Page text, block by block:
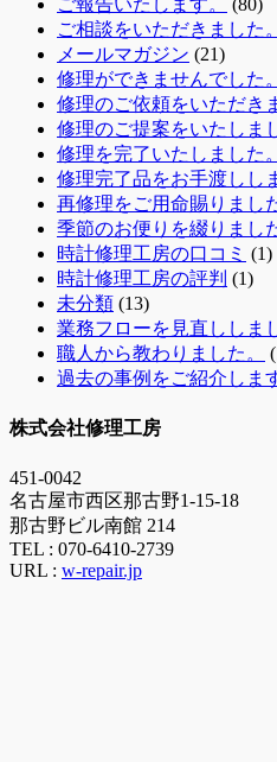
ご報告いたします。
(80)
ご相談をいただきました。
メールマガジン (21)
修理ができませんでした。
修理のご依頼をいただき
修理のご提案をいたしま
修理を完了いたしました。
修理完了品をお手渡しし
再修理をご用命賜りまし
季節のお便りを綴りまし
時計修理工房の口コミ (1)
時計修理工房の評判 (1)
未分類 (13)
業務フローを見直ししま
職人から教わりました。
過去の事例をご紹介しま
株式会社修理工房
451-0042
名古屋市西区那古野1-15-18
那古野ビル南館 214
TEL : 070-6410-2739
URL : w-repair.jp